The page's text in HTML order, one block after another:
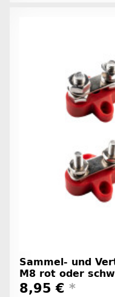
Sammel- und
M8 rot oder
8,95 € *